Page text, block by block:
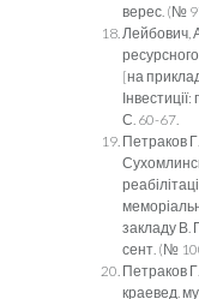
верес. (№
Лейбович,
[на
С. 60-67.
Петраков
закладу В.
сент. (№
Петраков
краевед.